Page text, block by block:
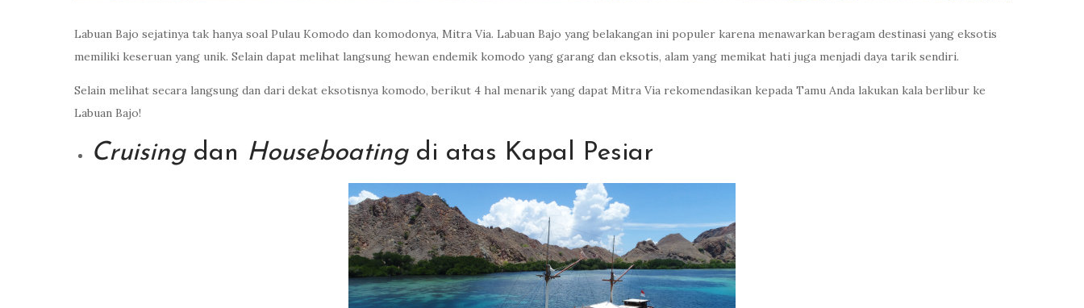
Labuan Bajo sejatinya tak hanya soal Pulau Komodo dan komodonya, Mitra Via. Labuan Bajo yang belakangan ini populer karena menawarkan beragam destinasi yang eksotis
memiliki keseruan yang unik. Selain dapat melihat langsung hewan endemik komodo yang garang dan eksotis, alam yang memikat hati juga menjadi daya tarik sendiri.
Selain melihat secara langsung dan dari dekat eksotisnya komodo, berikut 4 hal menarik yang dapat Mitra Via rekomendasikan kepada Tamu Anda lakukan kala berlibur ke
Labuan Bajo!
Cruising dan Houseboating di atas Kapal Pesiar